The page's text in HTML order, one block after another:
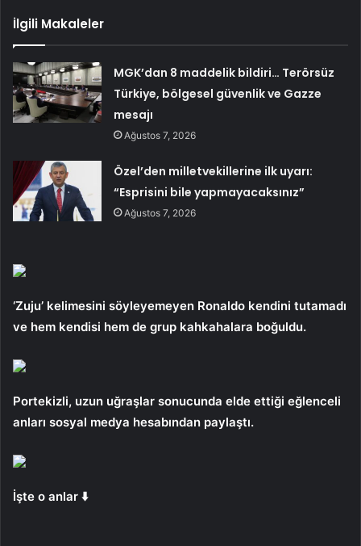
İlgili Makaleler
MGK’dan 8 maddelik bildiri… Terörsüz
Türkiye, bölgesel güvenlik ve Gazze
mesajı
Ağustos 7, 2026
Özel’den milletvekillerine ilk uyarı:
“Esprisini bile yapmayacaksınız”
Ağustos 7, 2026
‘Zuju’ kelimesini söyleyemeyen Ronaldo kendini tutamadı
ve hem kendisi hem de grup kahkahalara boğuldu.
Portekizli, uzun uğraşlar sonucunda elde ettiği eğlenceli
anları sosyal medya hesabından paylaştı.
İşte o anlar ⬇️